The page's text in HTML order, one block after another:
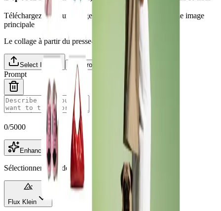
Téléchargez plusieurs images et choisissez-en une comme image
principale
Le collage à partir du presse-papiers est pris en charge.
Select Images Load from Library
Prompt
0/5000
Enhance
Sélectionner le modèle
Flux Klein